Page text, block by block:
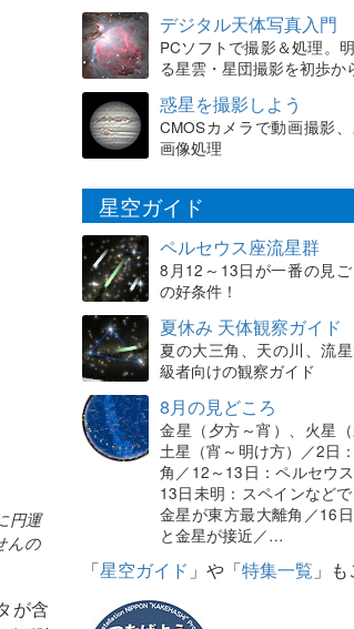
円運
んの
が含
デジタル天体写真入門
PCソフトで撮影＆処理。
る星雲・星団撮影を初歩か
惑星を撮影しよう
CMOSカメラで動画撮影
画像処理
星空ガイド
ペルセウス座流星群
8月12～13日が一番の見
の好条件！
夏休み 天体観察ガイド
夏の大三角、天の川、流
級者向けの観察ガイド
8月の見どころ
金星（夕方～宵）、火星（
土星（宵～明け方）／2日
角／12～13日：ペルセウ
13日未明：スペインなど
金星が東方最大離角／16
と金星が接近／…
「星空ガイド 」や「特集一覧 」